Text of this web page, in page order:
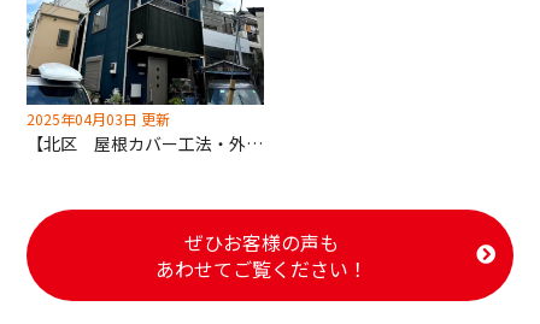
2025年04月03日 更新
【北区 屋根カバー工法・外壁塗装工事】カラーシミュレーションで不安０！大胆なカラーチェンジもお任せください！
ぜひお客様の声も
あわせてご覧ください！